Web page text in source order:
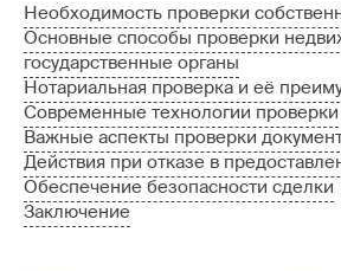
Необходимость проверки
Основные способы проверки
государственные органы
Нотариальная проверка и её
Современные технологии проверки
Важные аспекты проверки
Действия при отказе в
Обеспечение безопасности сделки
Заключение